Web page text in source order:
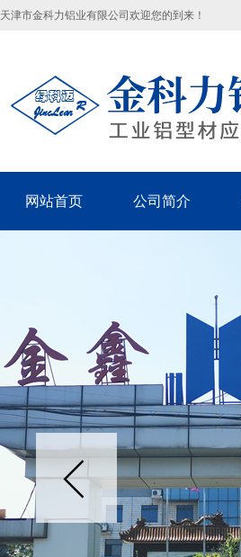
天津市金科力铝业有限公司欢迎您的到来！
网站首页 公司简介